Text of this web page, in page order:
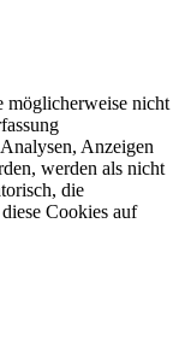
möglicherweise nicht
Anzeigen
werden als nicht
die
Cookies auf